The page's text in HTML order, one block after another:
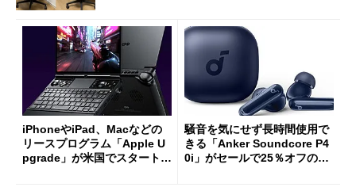
iPhoneやiPad、Macなどの
リースプログラム「Apple U
pgrade」が米国でスタート／
騒音を気にせず長時間使用で
きる「Anker Soundcore P4
0i」がセールで25％オフの59